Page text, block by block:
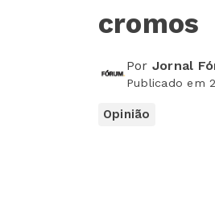
cromos
Por Jornal
Publicado em
Opinião